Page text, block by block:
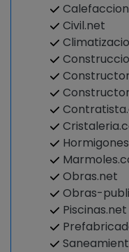
Civil.net
Obras.net
Obras-
Piscinas.net